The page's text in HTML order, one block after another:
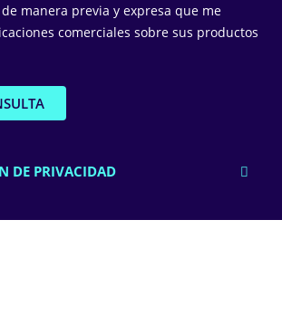
manera previa y expresa que me
comerciales sobre sus productos
DE PRIVACIDAD